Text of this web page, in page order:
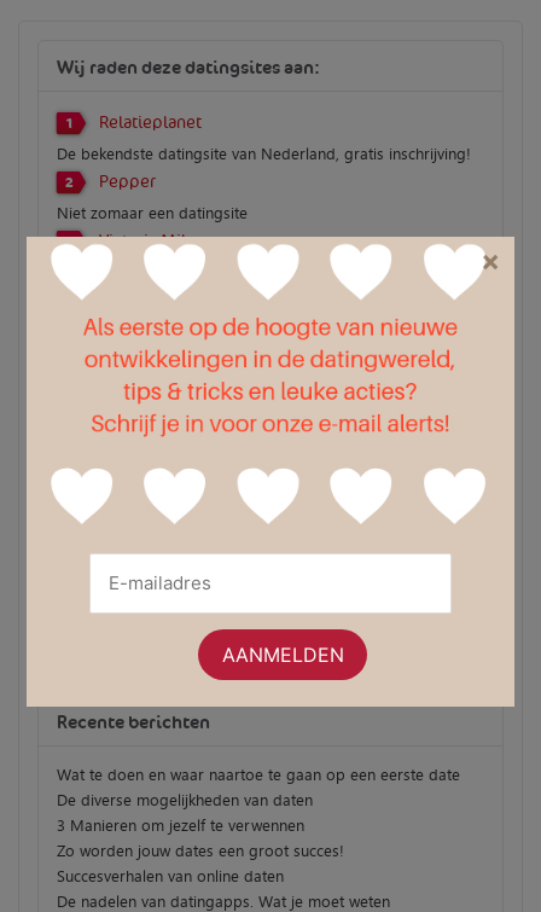
Wij raden deze datingsites aan:
1 Relatieplanet
De bekendste datingsite van Nederland, gratis inschrijving!
2 Pepper
Niet zomaar een datingsite
3 Victoria Milan
100% anoniem en zeer discreet
Recente berichten
Wat te doen en waar naartoe te gaan op een eerste date
De diverse mogelijkheden van daten
3 Manieren om jezelf te verwennen
Zo worden jouw dates een groot succes!
Succesverhalen van online daten
De nadelen van datingapps. Wat je moet weten
×